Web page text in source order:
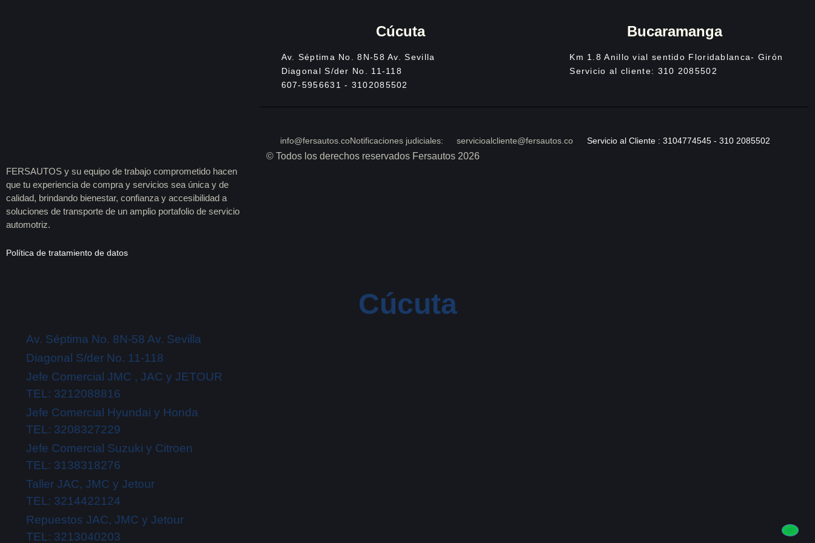
FERSAUTOS y su equipo de trabajo comprometido hacen
que tu experiencia de compra y servicios sea única y de
calidad, brindando bienestar, confianza y accesibilidad a
soluciones de transporte de un amplio portafolio de servicio
automotriz.
Política de tratamiento de datos
Cúcuta
Av. Séptima No. 8N-58 Av. Sevilla
Diagonal S/der No. 11-118
607-5956631 - 3102085502
Bucaramanga
Km 1.8 Anillo vial sentido Floridablanca- Girón
Servicio al cliente: 310 2085502
info@fersautos.coNotificaciones judiciales: servicioalcliente@fersautos.co Servicio al Cliente : 3104774545 - 310 2085502
© Todos los derechos reservados Fersautos 2026
Cúcuta
Av. Séptima No. 8N-58 Av. Sevilla
Diagonal S/der No. 11-118
Jefe Comercial JMC , JAC y JETOUR
TEL: 3212088816
Jefe Comercial Hyundai y Honda
TEL: 3208327229
Jefe Comercial Suzuki y Citroen
TEL: 3138318276
Taller JAC, JMC y Jetour
TEL: 3214422124
Repuestos JAC, JMC y Jetour
TEL: 3213040203